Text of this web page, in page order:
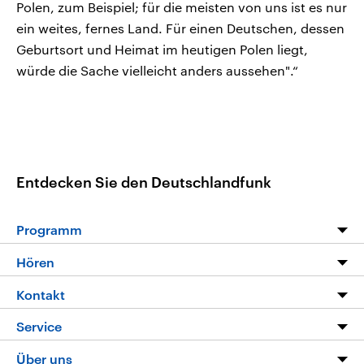
Polen, zum Beispiel; für die meisten von uns ist es nur
ein weites, fernes Land. Für einen Deutschen, dessen
Geburtsort und Heimat im heutigen Polen liegt,
würde die Sache vielleicht anders aussehen".“
Entdecken Sie den Deutschlandfunk
Programm
Die Nachrichten
Nachrichtenleicht
Neue Beiträge auf dlf.de
Hören
Livestream
Podcasts
Kontakt
Hörerservice
Service
FAQ
Über uns